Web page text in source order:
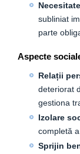
subliniat
parte
Aspecte
Relații
deteriorat
gestiona
Izolare
completă
Sprijin